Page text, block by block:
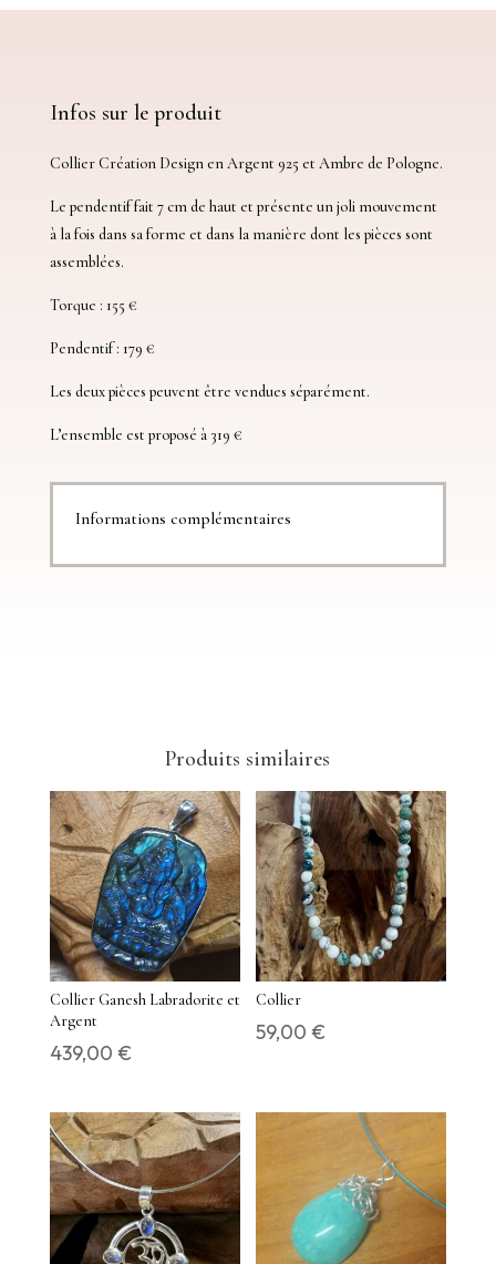
Infos sur le produit
Collier Création Design en Argent 925 et Ambre de Pologne.
Le pendentif fait 7 cm de haut et présente un joli mouvement
à la fois dans sa forme et dans la manière dont les pièces sont
assemblées.
Torque : 155 €
Pendentif : 179 €
Les deux pièces peuvent être vendues séparément.
L’ensemble est proposé à 319 €
Informations complémentaires
Produits similaires
Collier Ganesh Labradorite et
Argent
439,00 €
Collier
59,00€